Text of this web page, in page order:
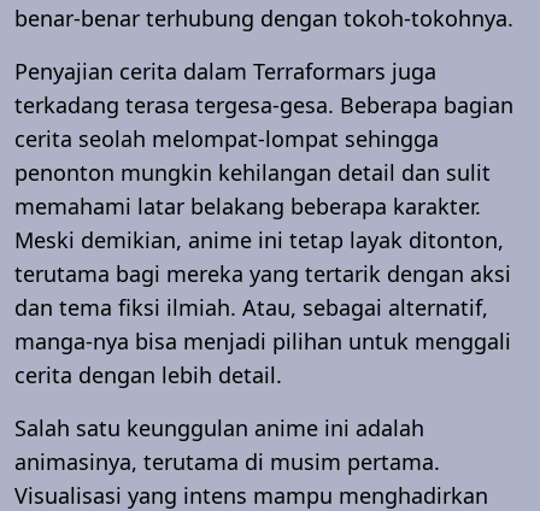
benar-benar terhubung dengan tokoh-tokohnya.
Penyajian cerita dalam Terraformars juga
terkadang terasa tergesa-gesa. Beberapa bagian
cerita seolah melompat-lompat sehingga
penonton mungkin kehilangan detail dan sulit
memahami latar belakang beberapa karakter.
Meski demikian, anime ini tetap layak ditonton,
terutama bagi mereka yang tertarik dengan aksi
dan tema fiksi ilmiah. Atau, sebagai alternatif,
manga-nya bisa menjadi pilihan untuk menggali
cerita dengan lebih detail.
Salah satu keunggulan anime ini adalah
animasinya, terutama di musim pertama.
Visualisasi yang intens mampu menghadirkan